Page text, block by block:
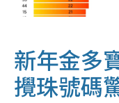
新年金多
攪珠號碼